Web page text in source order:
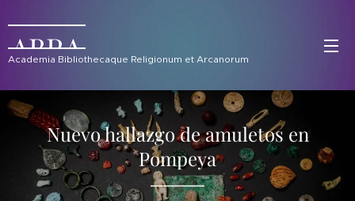
ABRA
Academia Bibliothecaque Religionum et Arcanorum
Nuevo hallazgo de amuletos en
Pompeya